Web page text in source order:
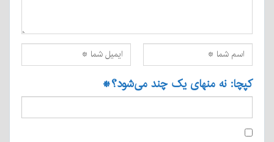
کپچا: نه منهای یک چند می‌شود؟*